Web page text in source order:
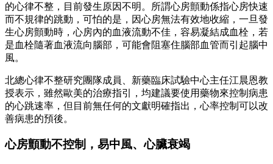
的心律不整，目前發生原因不明。所謂心房顫動係指心房快速
而不規律的跳動，可怕的是，因心房無法有效地收縮，一旦發
生心房顫動時，心房內的血液流動不佳，容易凝結成血栓，若
是血栓隨著血液流向腦部，可能會阻塞住腦部血管而引起腦中
風。
北總心律不整研究團隊成員、新藥臨床試驗中心主任江晨恩教
授表示，雖然歐美的治療指引，均建議要使用藥物來控制病患
的心跳速率，但目前無任何的文獻明確指出，心率控制可以改
善病患的預後。
心房顫動不控制，易中風、心臟衰竭